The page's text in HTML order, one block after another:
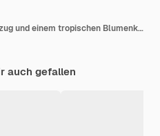
Mädchen in einem Badeanzug und einem tropischen Blumenkranz mit einem Cocktail Süßer Sommercharakter
auch gefallen